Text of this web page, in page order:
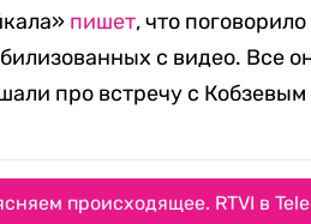
пишет, что
с видео. Все
про встречу с
происходящее. RTVI в